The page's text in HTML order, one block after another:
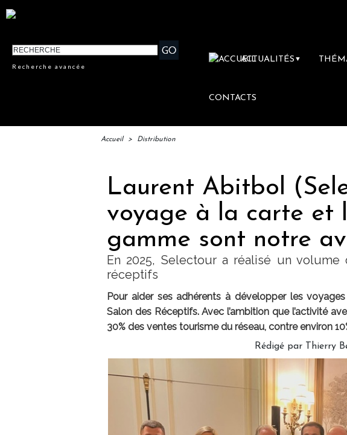
Recherche avancée
ACTUALITÉS ▼
CONTACTS
Accueil > Distribution
Laurent Abitbol
voyage à la carte et
gamme sont notre
En 2025, Selectour a réalisé un volume
réceptifs
Pour aider ses adhérents à développer les
Salon des Réceptifs. Avec l’ambition que l’activité
30% des ventes tourisme du réseau, contre environ
Rédigé par Thierry